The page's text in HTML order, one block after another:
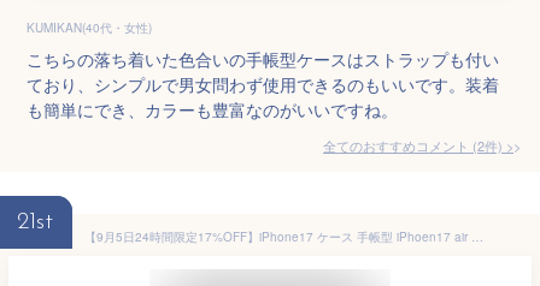
KUMIKAN(40代・女性)
こちらの落ち着いた色合いの手帳型ケースはストラップも付い
ており、シンプルで男女問わず使用できるのもいいです。装着
も簡単にでき、カラーも豊富なのがいいですね。
全てのおすすめコメント (2件) >
21st
【9月5日24時間限定17%OFF】iPhone17 ケース 手帳型 iPhoen17 air ケース iPhone16e ケース iPhone16 ケース iPhone15 pro max plus iPhone14 promax iPhoneケース iphone13 iPhone12 iPhoneカバー iPhoneSE 第3世代 カード収納 スタンド おしゃれ 韓国 マグネット